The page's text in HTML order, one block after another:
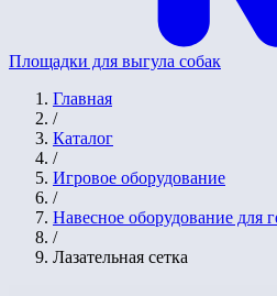
Площадки для выгула собак
Главная
/
Каталог
/
Игровое оборудование
/
Навесное оборудование для
/
Лазательная сетка